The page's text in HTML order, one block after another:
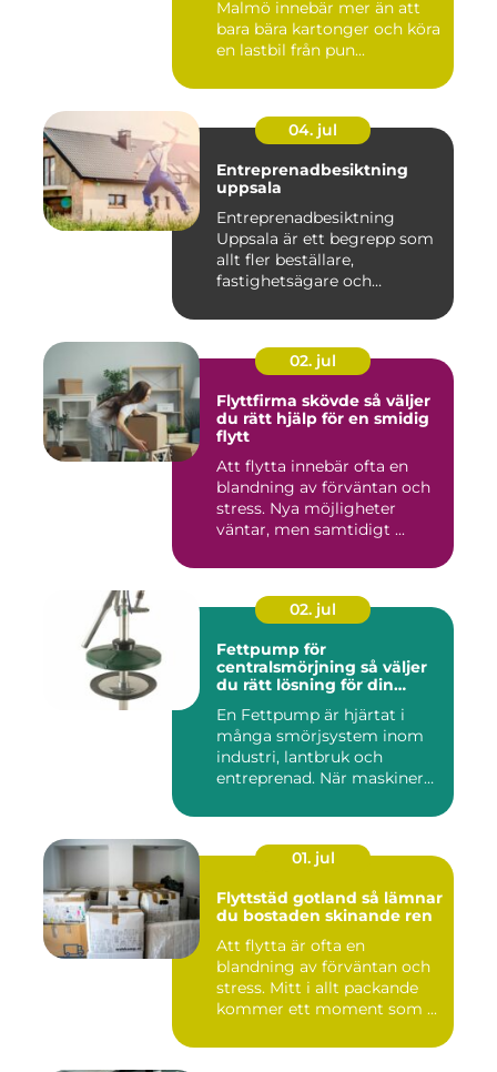
Malmö innebär mer än att
bara bära kartonger och köra
en lastbil från pun...
04. jul
Entreprenadbesiktning
uppsala
Entreprenadbesiktning
Uppsala är ett begrepp som
allt fler beställare,
fastighetsägare och
02. jul
Flyttfirma skövde så väljer
du rätt hjälp för en smidig
flytt
Att flytta innebär ofta en
blandning av förväntan och
stress. Nya möjligheter
väntar, men samtidigt ...
02. jul
Fettpump för
centralsmörjning så väljer
du rätt lösning för din
En Fettpump är hjärtat i
många smörjsystem inom
industri, lantbruk och
entreprenad. När maskiner
01. jul
Flyttstäd gotland så lämnar
du bostaden skinande ren
Att flytta är ofta en
blandning av förväntan och
stress. Mitt i allt packande
kommer ett moment som ...